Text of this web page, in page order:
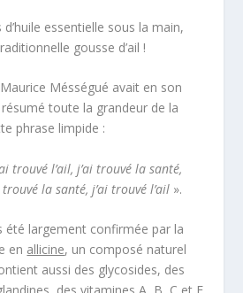
d’huile essentielle sous la main,
gousse d’ail !
Mésségué avait en son
toute la grandeur de la
phrase limpide :
trouvé l’ail, j’ai trouvé la santé,
la santé, j’ai trouvé l’ail ».
été largement confirmée par la
en allicine, un composé naturel
aussi des glycosides, des